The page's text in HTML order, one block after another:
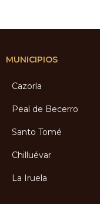
MUNICIPIOS
Cazorla
Peal de Becerro
Santo Tomé
Chilluévar
La Iruela